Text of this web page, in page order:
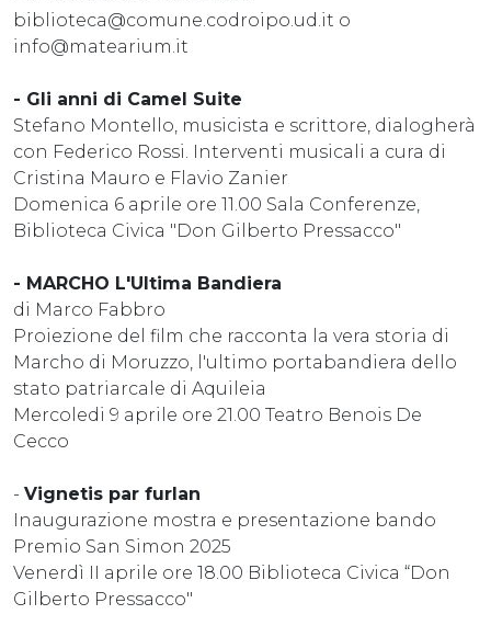
biblioteca@comune.codroipo.ud.it o
info@matearium.it
- Gli anni di Camel Suite
Stefano Montello, musicista e scrittore, dialogherà
con Federico Rossi. Interventi musicali a cura di
Cristina Mauro e Flavio Zanier
Domenica 6 aprile ore 11.00 Sala Conferenze,
Biblioteca Civica "Don Gilberto Pressaccо"
- MARCHO L'Ultima Bandiera
di Marco Fabbro
Proiezione del film che racconta la vera storia di
Marcho di Moruzzo, l'ultimo portabandiera dello
stato patriarcale di Aquileia
Mercoledi 9 aprile ore 21.00 Teatro Benois De
Cecco
- Vignetis par furlan
Inaugurazione mostra e presentazione bando
Premio San Simon 2025
Venerdì II aprile ore 18.00 Biblioteca Civica “Don
Gilberto Pressacсо"